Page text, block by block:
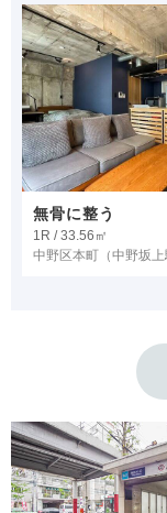
無骨に整う
1R / 33.56㎡
中野区本町 （中野坂上